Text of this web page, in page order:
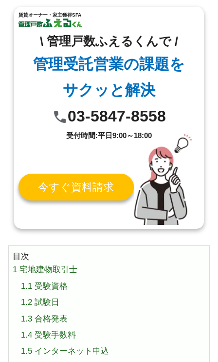
賃貸オーナー・家主獲得SFA
\ 管理戸数ふえるくんで /
管理受託営業の課題を
サクッと解決
03-5847-8558
受付時間:平日9:00～18:00
今すぐ資料請求
目次
1 宅地建物取引士
1.1受験資格
1.2試験日
1.3合格発表
1.4受験手数料
1.5インターネット申込